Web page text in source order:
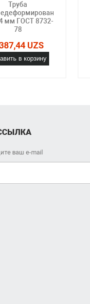
Труба
мм ГОСТ 8732-
78
UZS
в корзину
ваш e-mail